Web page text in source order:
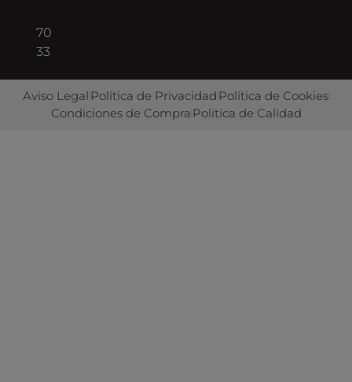
70
33
Aviso Legal Política de Privacidad Política de Cookies
Condiciones de Compra Política de Calidad